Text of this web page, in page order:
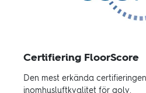
Certifiering FloorScore
Den mest erkända
inomhusluftkvalitet för golv.